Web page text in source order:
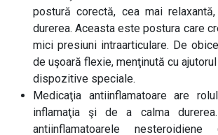
postură corectă, cea mai
durerea. Aceasta este postura care
mici presiuni intraarticulare. De
de uşoară flexie, menţinută cu
dispozitive speciale.
Medicaţia antiinflamatoare are
inflamaţia şi de a calma
antiinflamatoarele nesteroidiene